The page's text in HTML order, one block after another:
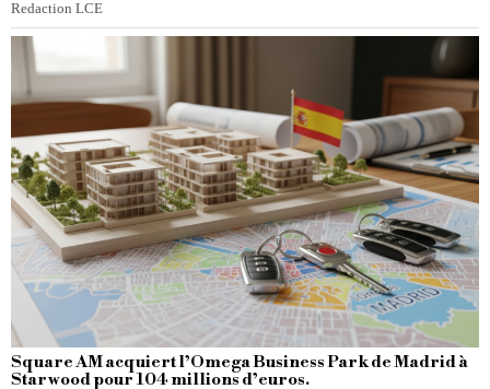
Redaction LCE
Square AM acquiert l’Omega Business Park de Madrid à
Starwood pour 104 millions d’euros.